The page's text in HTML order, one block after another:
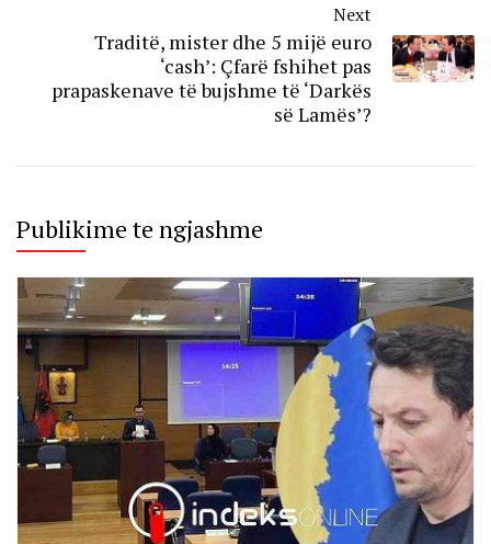
Next
Traditë, mister dhe 5 mijë euro
‘cash’: Çfarë fshihet pas
prapaskenave të bujshme të ‘Darkës
së Lamës’?
Publikime te ngjashme